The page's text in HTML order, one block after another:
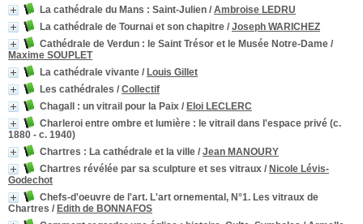
La cathédrale du Mans : Saint-Julien / Ambroise LEDRU
La cathédrale de Tournai et son chapitre / Joseph WARICHEZ
Cathédrale de Verdun : le Saint Trésor et le Musée Notre-Dame /
Maxime SOUPLET
La cathédrale vivante / Louis Gillet
Les cathédrales / Collectif
Chagall
: un vitrail pour la Paix / Eloi LECLERC
Charleroi entre ombre et lumière : le vitrail dans l'espace privé (c.
1880 - c. 1940)
Chartres : La cathédrale et la ville / Jean MANOURY
Chartres révélée par sa sculpture et ses vitraux / Nicole Lévis-
Godechot
Chefs-d'oeuvre de l'art. L'art ornemental, N°1. Les vitraux de
Chartres / Edith de BONNAFOS